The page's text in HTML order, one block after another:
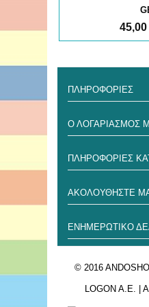
45,00
ΠΛΗΡΟΦΟΡΊΕΣ
Ο ΛΟΓΑΡΙΑΣΜΌΣ
ΠΛΗΡΟΦΟΡΊΕΣ
ΑΚΟΛΟΥΘΉΣΤΕ
ΕΝΗΜΕΡΩΤΙΚΌ
© 2016
LOGON A.E. |